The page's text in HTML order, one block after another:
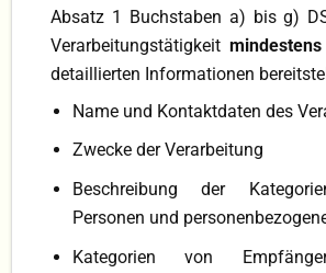
Absatz 1 Buchstaben a) bis g)
Verarbeitungstätigkeit mindestens
detaillier­ten Informationen
Name und Kontaktdaten des
Zwecke der Verarbeitung
Beschreibung der
Personen und
Kategorien von